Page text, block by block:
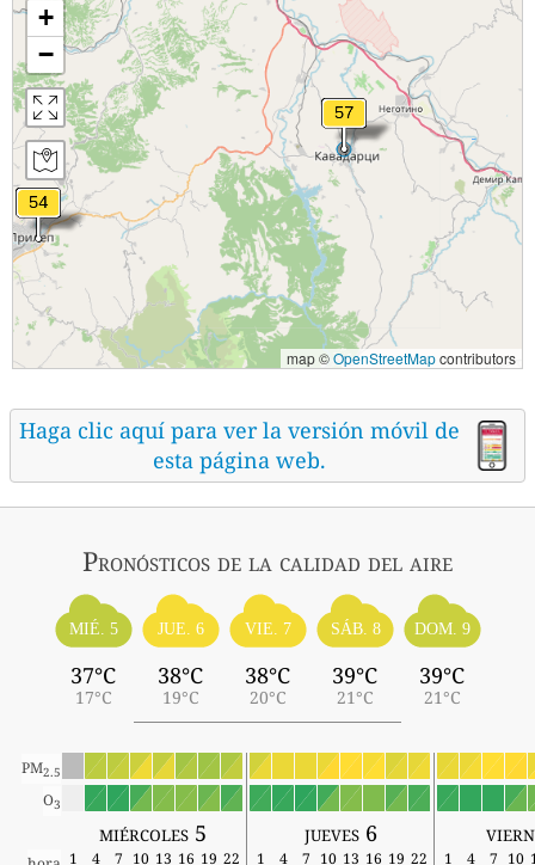
+
−
map ©OpenStreetMapcontributors
Haga clic aquí para ver la versión móvil de
esta página web.
Pronósticos de la calidad del aire
MIÉ. 5
37°C
17°C
JUE. 6
38°C
19°C
VIE. 7
38°C
20°C
SÁB. 8
39°C
21°C
DOM. 9
39°C
21°C
PM2.5
O3
miércoles 5 jueves 6
1 4 7 10 13 16 19 22 1 4 7 10 13 16 19 22 1 4 7 10